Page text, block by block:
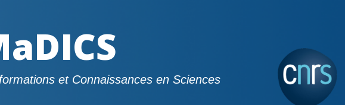
et Connaissances en Sciences